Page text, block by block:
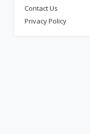
Contact Us
Privacy Policy